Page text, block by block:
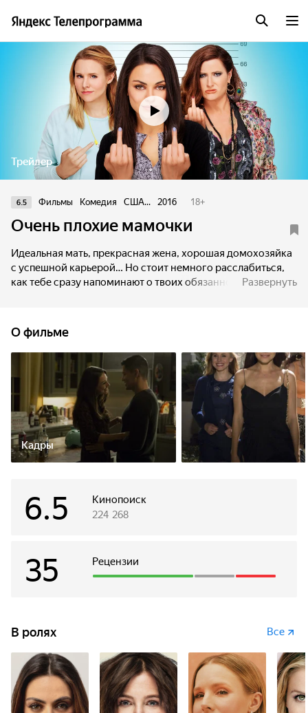
Трейлер
6.5 Фильмы Комедия США... 2016 18+
Очень плохие мамочки
Идеальная мать, прекрасная жена, хорошая домохозяйка
с успешной карьерой… Но стоит немного расслабиться,
как тебе сразу напоминают о твоих обязанностях. Почему
пуститься во все тяжкие.
Развернуть
О фильме
Кадры
Кинопоиск
6.5 224 268
Рецензии
35
В ролях Все